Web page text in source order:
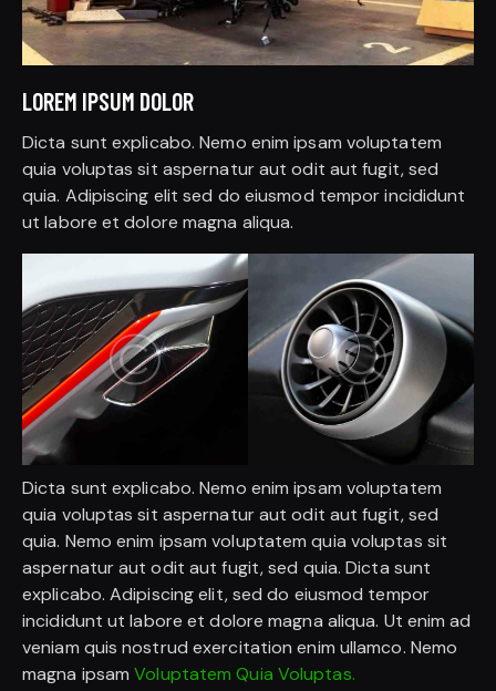
LOREM IPSUM DOLOR
Dicta sunt explicabo. Nemo enim ipsam voluptatem
quia voluptas sit aspernatur aut odit aut fugit, sed
quia. Adipiscing elit sed do eiusmod tempor incididunt
ut labore et dolore magna aliqua.
Dicta sunt explicabo. Nemo enim ipsam voluptatem
quia voluptas sit aspernatur aut odit aut fugit, sed
quia. Nemo enim ipsam voluptatem quia voluptas sit
aspernatur aut odit aut fugit, sed quia. Dicta sunt
explicabo. Adipiscing elit, sed do eiusmod tempor
incididunt ut labore et dolore magna aliqua. Ut enim ad
veniam quis nostrud exercitation enim ullamco. Nemo
magna ipsamVoluptatem Quia Voluptas.